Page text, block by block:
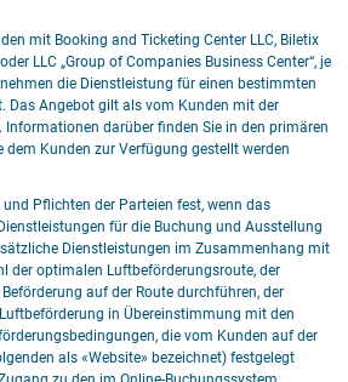
mit Booking and Ticketing Center LLC, Biletix
LLC „Group of Companies Business Center“, je
die Dienstleistung für einen bestimmten
Das Angebot gilt als vom Kunden mit der
Informationen darüber finden Sie in den primären
dem Kunden zur Verfügung gestellt werden
und Pflichten der Parteien fest, wenn das
für die Buchung und Ausstellung
Dienstleistungen im Zusammenhang mit
der optimalen Luftbeförderungsroute, der
auf der Route durchführen, der
in Übereinstimmung mit den
die vom Kunden auf der
als «Website» bezeichnet) festgelegt